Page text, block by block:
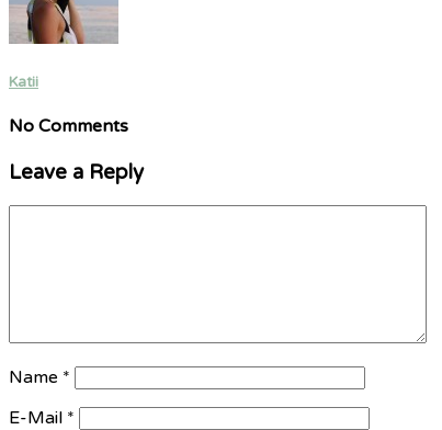
Katii
No Comments
Leave a Reply
Name *
E-Mail *